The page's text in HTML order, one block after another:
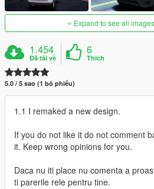
Expand to see all
1.454
Đã tải về
6
Thích
5.0 / 5 sao (1 bỏ phiếu)
1.1 I remaked a new design.
If you do not like it do not comment
it. Keep wrong opinions for you.
Daca nu iti place nu comenta a
ti parerile rele pentru tine.